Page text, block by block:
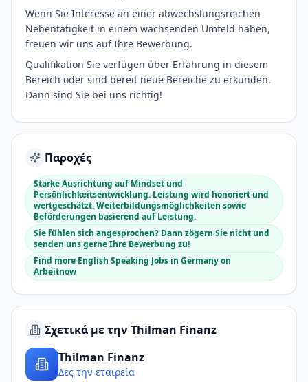
Wenn Sie Interesse an einer abwechslungsreichen
Nebentätigkeit in einem wachsenden Umfeld haben,
freuen wir uns auf Ihre Bewerbung.
Qualifikation Sie verfügen über Erfahrung in diesem
Bereich oder sind bereit neue Bereiche zu erkunden.
Dann sind Sie bei uns richtig!
Παροχές
Starke Ausrichtung auf Mindset und
Persönlichkeitsentwicklung. Leistung wird honoriert und
wertgeschätzt. Weiterbildungsmöglichkeiten sowie
Beförderungen basierend auf Leistung.
Sie fühlen sich angesprochen? Dann zögern Sie nicht und
senden uns gerne Ihre Bewerbung zu!
Find more English Speaking Jobs in Germany on
Arbeitnow
Σχετικά με την Thilman Finanz
Thilman Finanz
Δες την εταιρεία